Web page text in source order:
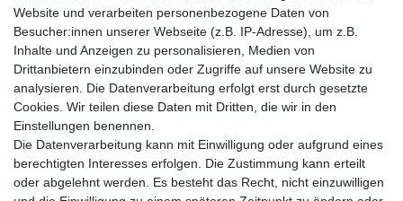
Steuerventil Kühlmittelregelventil Metzger
Hybrid / E-Antrieb VW Audi Seat Skoda original
55,20 € *
In den Warenkorb
Lieferzeit etwa 1 bis 3 Werktage
Website und verarbeiten personenbezogene Daten von
Besucher:innen unserer Webseite (z.B. IP-Adresse), um z.B.
Inhalte und Anzeigen zu personalisieren, Medien von
Drittanbietern einzubinden oder Zugriffe auf unsere Website zu
analysieren. Die Datenverarbeitung erfolgt erst durch gesetzte
Cookies. Wir teilen diese Daten mit Dritten, die wir in den
Einstellungen benennen.
Die Datenverarbeitung kann mit Einwilligung oder aufgrund eines
berechtigten Interesses erfolgen. Die Zustimmung kann erteilt
oder abgelehnt werden. Es besteht das Recht, nicht einzuwilligen